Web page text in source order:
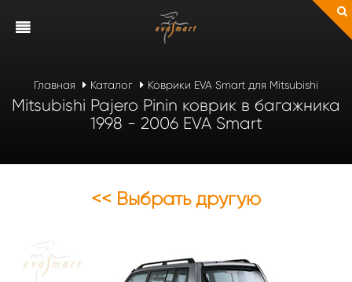
Главная Каталог Коврики EVA Smart для Mitsubishi
Mitsubishi Pajero Pinin коврик в багажника
1998 - 2006 EVA Smart
<< Выбрать другую